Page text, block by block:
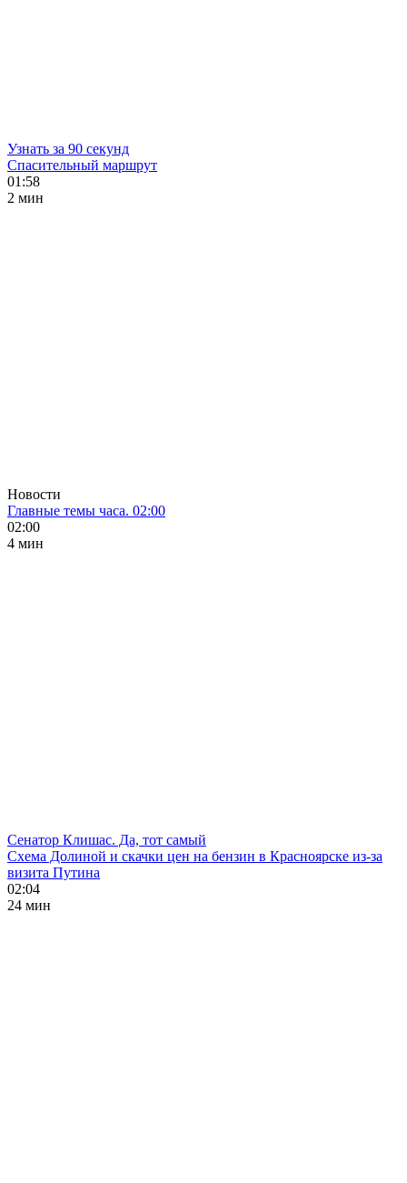
Узнать за 90 секунд
Спасительный маршрут
01:58
2 мин
Новости
Главные темы часа. 02:00
02:00
4 мин
Сенатор Клишас. Да, тот самый
Схема Долиной и скачки цен на бензин в Красноярске из-за
визита Путина
02:04
24 мин